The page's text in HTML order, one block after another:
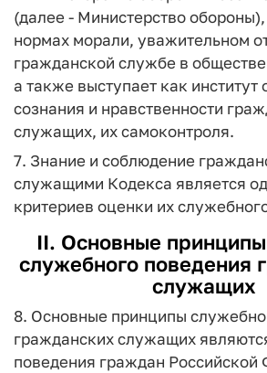
(далее - Министерство
нормах морали, уважительном
гражданской службе в
а также выступает как институт
сознания и нравственности
служащих, их самоконтроля.
7. Знание и соблюдение
служащими Кодекса является
критериев оценки их
II. Основные
служебного поведения
служащих
8. Основные принципы
гражданских служащих
поведения граждан Российской